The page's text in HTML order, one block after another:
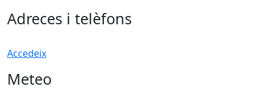
Adreces i telèfons
Accedeix
Meteo